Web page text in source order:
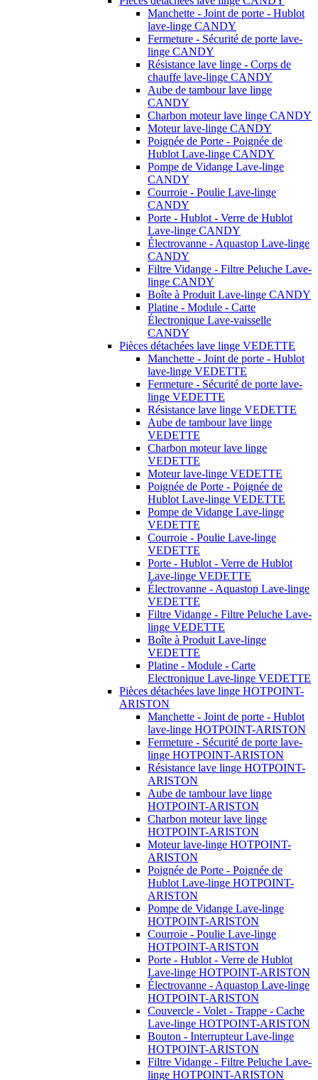
Manchette - Joint de porte - Hublot
lave-linge CANDY
Fermeture - Sécurité de porte lave-
linge CANDY
Résistance lave linge - Corps de
chauffe lave-linge CANDY
Aube de tambour lave linge
CANDY
Charbon moteur lave linge CANDY
Moteur lave-linge CANDY
Poignée de Porte - Poignée de
Hublot Lave-linge CANDY
Pompe de Vidange Lave-linge
CANDY
Courroie - Poulie Lave-linge
CANDY
Porte - Hublot - Verre de Hublot
Lave-linge CANDY
Électrovanne - Aquastop Lave-linge
CANDY
Filtre Vidange - Filtre Peluche Lave-
linge CANDY
Boîte à Produit Lave-linge CANDY
Platine - Module - Carte
Électronique Lave-vaisselle
CANDY
Pièces détachées lave linge VEDETTE
Manchette - Joint de porte - Hublot
lave-linge VEDETTE
Fermeture - Sécurité de porte lave-
linge VEDETTE
Résistance lave linge VEDETTE
Aube de tambour lave linge
VEDETTE
Charbon moteur lave linge
VEDETTE
Moteur lave-linge VEDETTE
Poignée de Porte - Poignée de
Hublot Lave-linge VEDETTE
Pompe de Vidange Lave-linge
VEDETTE
Courroie - Poulie Lave-linge
VEDETTE
Porte - Hublot - Verre de Hublot
Lave-linge VEDETTE
Électrovanne - Aquastop Lave-linge
VEDETTE
Filtre Vidange - Filtre Peluche Lave-
linge VEDETTE
Boîte à Produit Lave-linge
VEDETTE
Platine - Module - Carte
Electronique Lave-linge VEDETTE
Pièces détachées lave linge HOTPOINT-
ARISTON
Manchette - Joint de porte - Hublot
lave-linge HOTPOINT-ARISTON
Fermeture - Sécurité de porte lave-
linge HOTPOINT-ARISTON
Résistance lave linge HOTPOINT-
ARISTON
Aube de tambour lave linge
HOTPOINT-ARISTON
Charbon moteur lave linge
HOTPOINT-ARISTON
Moteur lave-linge HOTPOINT-
ARISTON
Poignée de Porte - Poignée de
Hublot Lave-linge HOTPOINT-
ARISTON
Pompe de Vidange Lave-linge
HOTPOINT-ARISTON
Courroie - Poulie Lave-linge
HOTPOINT-ARISTON
Porte - Hublot - Verre de Hublot
Lave-linge HOTPOINT-ARISTON
Électrovanne - Aquastop Lave-linge
HOTPOINT-ARISTON
Couvercle - Volet - Trappe - Cache
Lave-linge HOTPOINT-ARISTON
Bouton - Interrupteur Lave-linge
HOTPOINT-ARISTON
Filtre Vidange - Filtre Peluche Lave-
linge HOTPOINT-ARISTON